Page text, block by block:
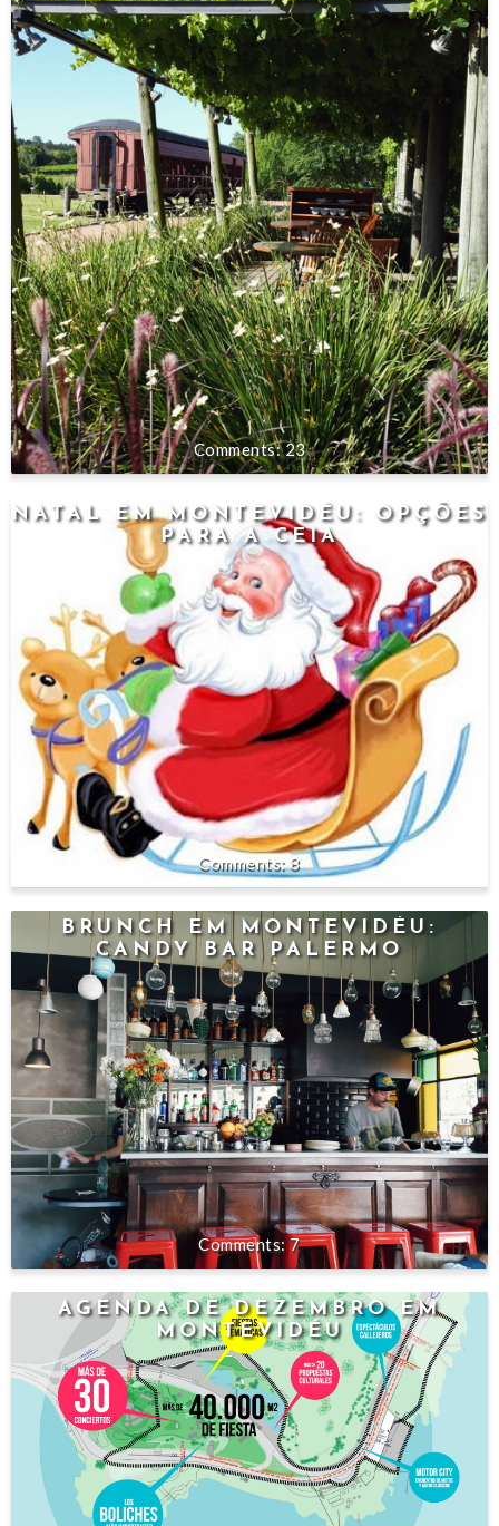
23
NATAL EM MONTEVIDÉU: OPÇÕES
PARA A CEIA
8
BRUNCH EM MONTEVIDÉU:
CANDY BAR PALERMO
7
AGENDA DE DEZEMBRO EM
MONTEVIDÉU